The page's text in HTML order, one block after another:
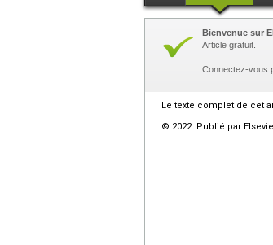
Bienvenue sur
Article gratuit.
Connectez-vous
Le texte complet de cet
© 2022 Publié par